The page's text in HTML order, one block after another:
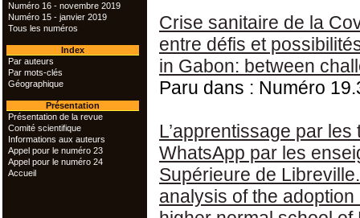
Numéro 16 - novembre 2019
Numéro 15 - janvier 2019
Tous les numéros
Index
Par auteurs
Par mots-clés
Géographique
Présentation
Présentation de la revue
Comité scientifique
Informations aux auteurs
Appel pour le numéro 23
Appel pour le numéro 24
Accueil
Crise sanitaire de la
entre défis et
in Gabon: between
Paru dans : Numéro
L’apprentissage par
WhatsApp par les
Supérieure de
analysis of the